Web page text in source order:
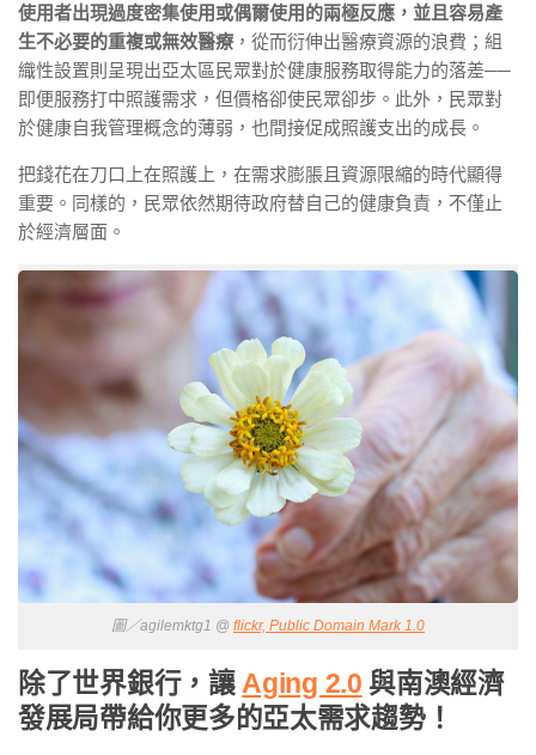
使用者出現過度密集使用或偶爾使用的兩極反應，並且容易產
生不必要的重複或無效醫療 ，從而衍伸出醫療資源的浪費；組
織性設置則呈現出亞太區民眾對於健康服務取得能力的落差──
即便服務打中照護需求，但價格卻使民眾卻步。此外，民眾對
於健康自我管理概念的薄弱，也間接促成照護支出的成長。
把錢花在刀口上在照護上，在需求膨脹且資源限縮的時代顯得
重要。同樣的，民眾依然期待政府替自己的健康負責，不僅止
於經濟層面。
圖／agilemktg1 @ flickr, Public Domain Mark 1.0
除了世界銀行，讓Aging 2.0 與南澳經濟
發展局帶給你更多的亞太需求趨勢！